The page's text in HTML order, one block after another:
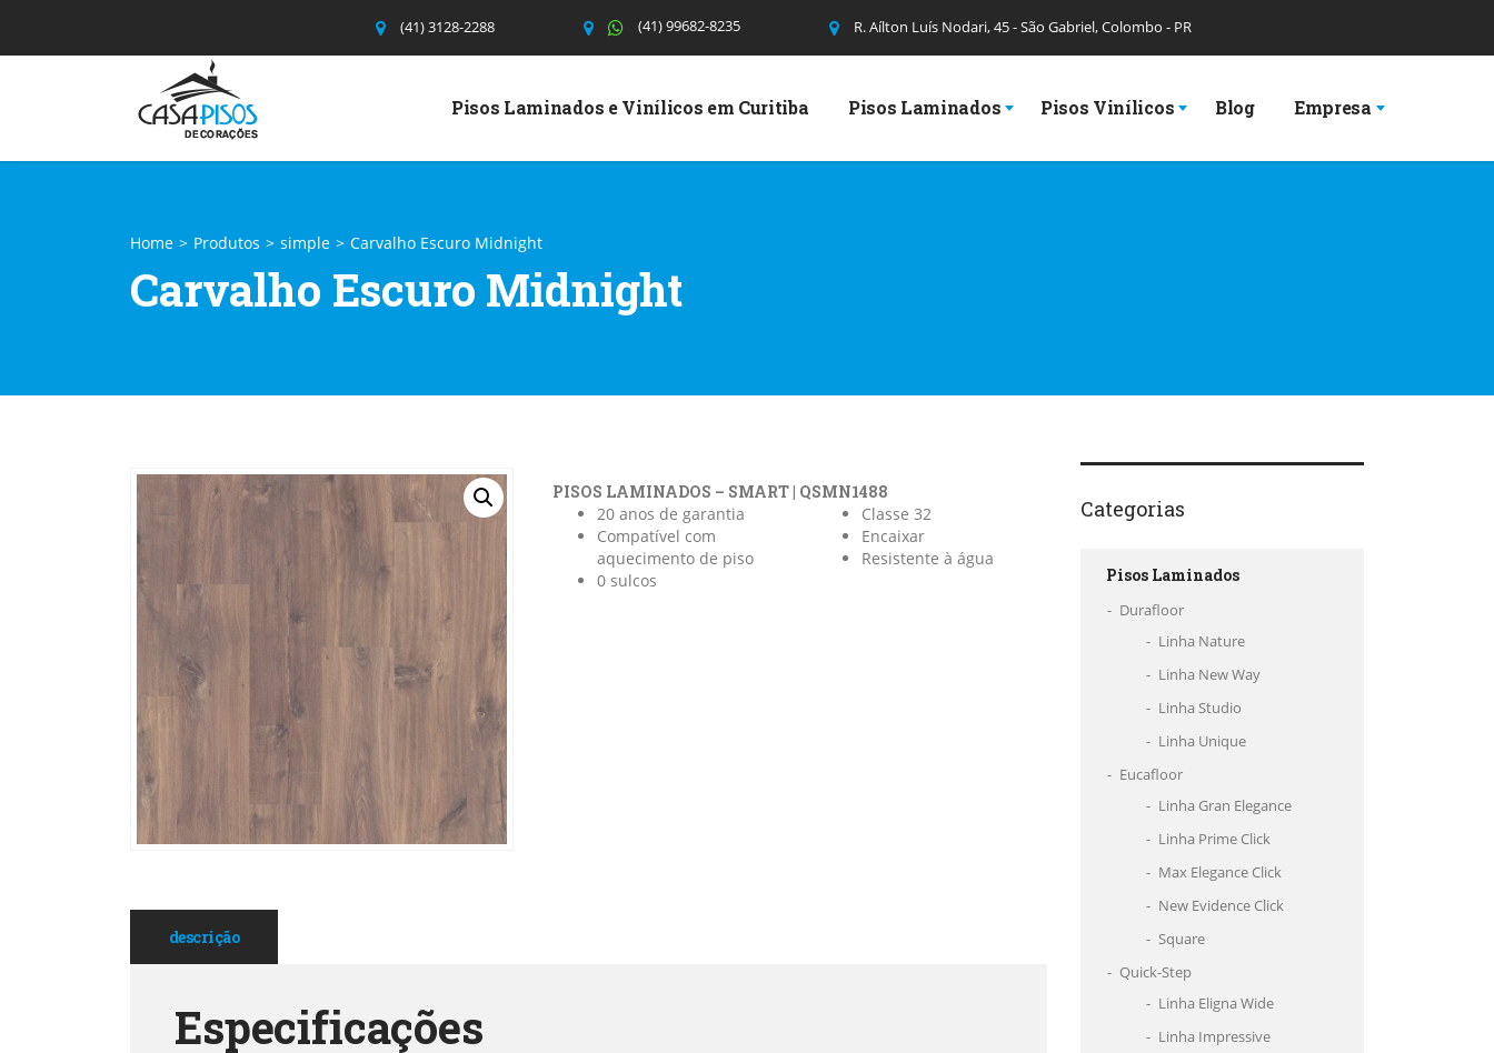
(41) 3128-2288 (41) 99682-8235 R. Aílton Luís Nodari, 45 - São Gabriel, Colombo - PR
Pisos Laminados e Vinílicos em Curitiba Pisos Laminados Pisos Vinílicos Blog Empresa
Home > Produtos > simple > Carvalho Escuro Midnight
Carvalho Escuro Midnight
PISOS LAMINADOS – SMART | QSMN1488
20 anos de garantia
Compatível com
aquecimento de piso
0 sulcos
Classe 32
Encaixar
Resistente à água
descrição
Especificações
Categorias
Pisos Laminados
Durafloor
Linha Nature
Linha New Way
Linha Studio
Linha Unique
Eucafloor
Linha Gran Elegance
Linha Prime Click
Max Elegance Click
New Evidence Click
Square
Quick-Step
Linha Eligna Wide
Linha Impressive